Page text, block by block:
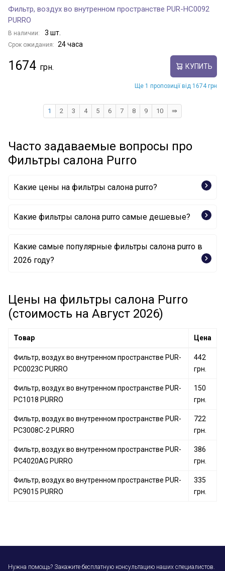
Фильтр, воздух во внутренном пространстве PUR-HC0092
PURRO
В наличии: 3 шт.
Срок ожидания: 24 часа
1674 КУПИТЬ
Ще 1 пропозиції від 1674 грн
1 2 3 4 5 6 7 8 9 10 ⇛
Часто задаваемые вопросы про
Фильтры салона Purro
Какие цены на фильтры салона purro?
Какие фильтры салона purro самые дешевые?
Фильтр, воздух во внутренном пространстве PUR-
PC2000 PURRO
Фильтр, воздух во внутренном пространстве PUR-
PC4004 PURRO
Какие самые популярные фильтры салона purro в
2026 году?
PC3011C-2 PURRO
Фильтр, воздух во внутренном пространстве PUR-
PC3033C PURRO
PC6003 PURRO
Фильтр, воздух во внутренном пространстве PUR-
PC7020 PURRO
PC8046 PURRO
Цены на фильтры салона Purro
(стоимость на Август 2026)
Товар Цена
Фильтр, воздух во внутренном пространстве PUR-
PC0023C PURRO
442
грн.
Фильтр, воздух во внутренном пространстве PUR-
PC1018 PURRO
150
грн.
Фильтр, воздух во внутренном пространстве PUR-
PC3008C-2 PURRO
722
грн.
Фильтр, воздух во внутренном пространстве PUR-
PC4020AG PURRO
386
грн.
Фильтр, воздух во внутренном пространстве PUR-
PC9015 PURRO
335
грн.
Нужна помощь? Закажите бесплатную консультацию наших специалистов.